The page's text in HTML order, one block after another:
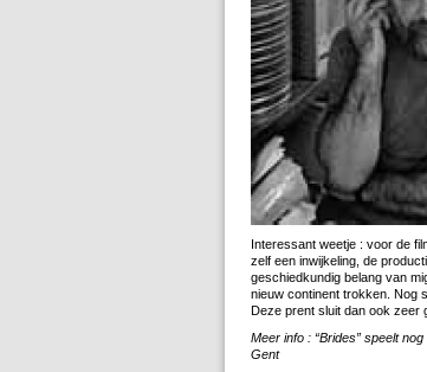
Interessant weetje : voor de
zelf een inwijkeling, de
geschiedkundig belang van
nieuw continent trokken. Nog
Deze prent sluit dan ook zeer
Meer info : “Brides” speelt
Gent